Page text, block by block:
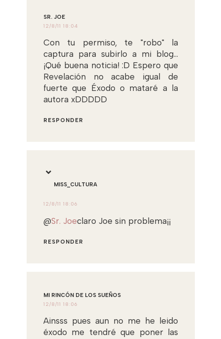
SR. JOE
12/8/11 18:04
Con tu permiso, te "robo" la
captura para subirlo a mi blog...
¡Qué buena noticia! :D Espero que
Revelación no acabe igual de
fuerte que Éxodo o mataré a la
autora xDDDDD
RESPONDER
MISS_CULTURA
12/8/11 18:06
@Sr. Joeclaro Joe sin problema¡¡
RESPONDER
MI RINCÓN DE LOS SUEÑOS
12/8/11 18:06
Ainsss pues aun no me he leido
éxodo me tendré que poner las